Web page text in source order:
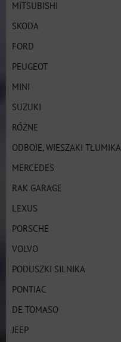
MITSUBISHI
SKODA
FORD
PEUGEOT
MINI
SUZUKI
RÓŻNE
ODBOJE, WIESZAKI TŁUMIKA
MERCEDES
RAK GARAGE
LEXUS
PORSCHE
VOLVO
PODUSZKI SILNIKA
PONTIAC
DE TOMASO
JEEP